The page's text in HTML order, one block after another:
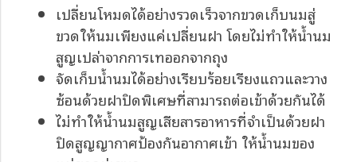
เปลี่ยนโหมดได้อย่างรวดเร็วจากขวดเก็บนมสู่
ขวดให้นมเพียงแค่เปลี่ยนฝา โดยไม่ทำให้น้ำนม
สูญเปล่าจากการเทออกจากถุง
จัดเก็บน้ำนมได้อย่างเรียบร้อยเรียงแถวและวาง
ซ้อนด้วยฝาปิดพิเศษที่สามารถต่อเข้าด้วยกันได้
ไม่ทำให้น้ำนมสูญเสียสารอาหารที่จำเป็นด้วยฝา
ปิดสูญญากาศป้องกันอากาศเข้า ให้น้ำนมของ